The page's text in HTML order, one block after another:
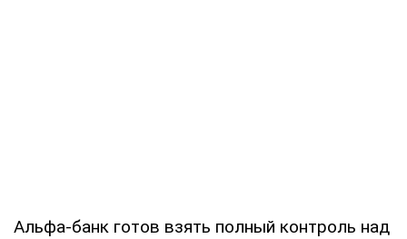
Альфа-банк готов взять полный контроль над